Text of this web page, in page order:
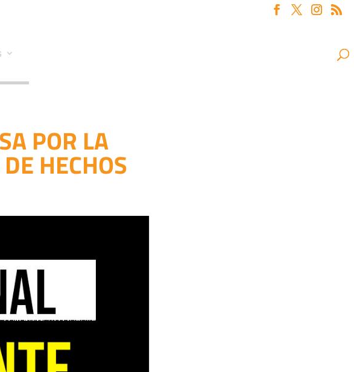
POR LA
HECHOS